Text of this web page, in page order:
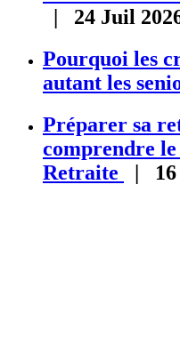
| 24 Juil
Pourquoi les
autant les
Préparer sa
comprendre
Retraite
| 16